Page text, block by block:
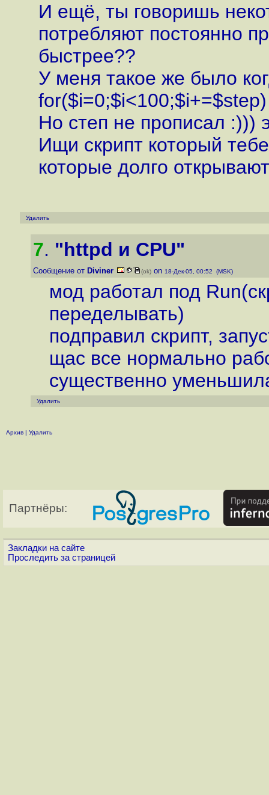
И ещё, ты говоришь
потребляют постоянно
быстрее??
У меня такое же было
Но степ не прописал :)))
Ищи скрипт который
которые долго
Удалить
7. "httpd и CPU"
Сообщение от Diviner (ok) on 18-Дек-05, 00:52 (MSK)
мод работал под
переделывать)
подправил скрипт,
щас все нормально
существенно
Удалить
Архив | Удалить
Партнёры:
Закладки на сайте
Проследить за страницей